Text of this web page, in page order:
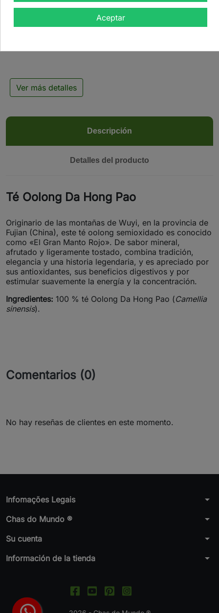

Ver más detalles
Descripción
Detalles del producto
Té Oolong Da Hong Pao
Originario de las montañas de Wuyi, en la provincia de
Fujian (China), este té oolong semioxidado es conocido
como «El Gran Manto Rojo». De sabor mineral,
afrutado y ligeramente tostado, combina tradición,
elegancia y una historia legendaria, y es apreciado por
sus antioxidantes, sus beneficios digestivos y por
estimular suavemente la energía y la concentración.
Ingredientes: 100 % té Oolong Da Hong Pao (Camellia
sinensis).
Comentarios (0)
No hay reseñas de clientes en este momento.
Infomações Legais arrow_drop_down
Chas do Mundo ® arrow_drop_down
Su cuenta arrow_drop_down
Información de la tienda arrow_drop_down
Aceptar